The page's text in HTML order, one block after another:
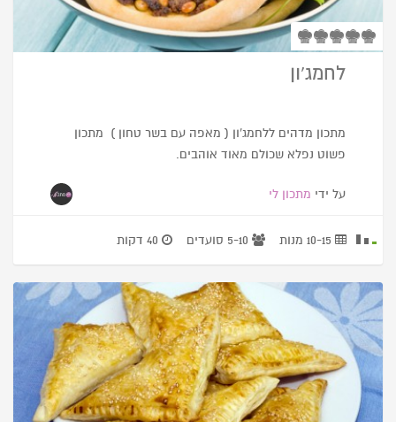
לחמג’ון
מתכון מדהים ללחמג’ון ( מאפה עם בשר טחון ) מתכון
פשוט נפלא שכולם מאוד אוהבים.
על ידי מתכון לי